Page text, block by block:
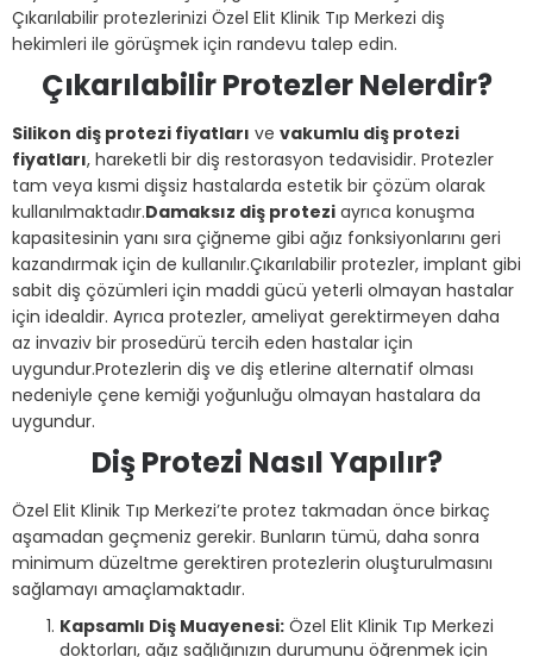
Çıkarılabilir protezlerinizi Özel Elit Klinik Tıp Merkezi diş
hekimleri ile görüşmek için randevu talep edin.
Çıkarılabilir Protezler Nelerdir?
Silikon diş protezi fiyatları ve vakumlu diş protezi
fiyatları, hareketli bir diş restorasyon tedavisidir. Protezler
tam veya kısmi dişsiz hastalarda estetik bir çözüm olarak
kullanılmaktadır.Damaksız diş protezi ayrıca konuşma
kapasitesinin yanı sıra çiğneme gibi ağız fonksiyonlarını geri
kazandırmak için de kullanılır.Çıkarılabilir protezler, implant gibi
sabit diş çözümleri için maddi gücü yeterli olmayan hastalar
için idealdir. Ayrıca protezler, ameliyat gerektirmeyen daha
az invaziv bir prosedürü tercih eden hastalar için
uygundur.Protezlerin diş ve diş etlerine alternatif olması
nedeniyle çene kemiği yoğunluğu olmayan hastalara da
uygundur.
Diş Protezi Nasıl Yapılır?
Özel Elit Klinik Tıp Merkezi’te protez takmadan önce birkaç
aşamadan geçmeniz gerekir. Bunların tümü, daha sonra
minimum düzeltme gerektiren protezlerin oluşturulmasını
sağlamayı amaçlamaktadır.
Kapsamlı Diş Muayenesi: Özel Elit Klinik Tıp Merkezi
doktorları, ağız sağlığınızın durumunu öğrenmek için